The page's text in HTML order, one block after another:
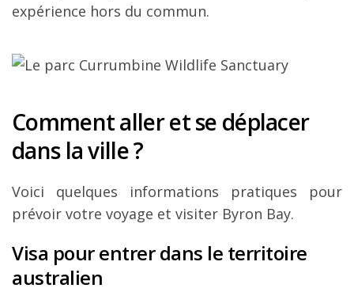
expérience hors du commun.
Comment aller et se déplacer
dans la ville ?
Voici quelques informations pratiques pour
prévoir votre voyage et visiter Byron Bay.
Visa pour entrer dans le territoire
australien